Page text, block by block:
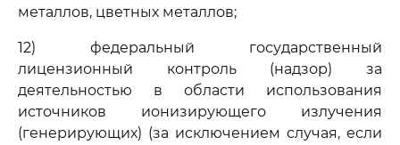
металлов, цветных металлов;
12) федеральный государственный
лицензионный контроль (надзор) за
деятельностью в области использования
источников ионизирующего излучения
(генерирующих) (за исключением случая, если